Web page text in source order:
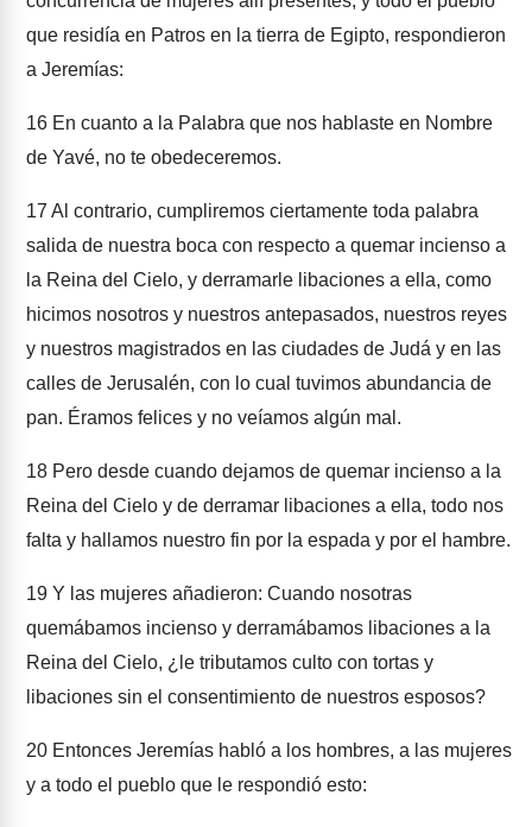
que residía en Patros en la tierra de Egipto, respondieron
a Jeremías:
16 En cuanto a la Palabra que nos hablaste en Nombre
de Yavé, no te obedeceremos.
17 Al contrario, cumpliremos ciertamente toda palabra
salida de nuestra boca con respecto a quemar incienso a
la Reina del Cielo, y derramarle libaciones a ella, como
hicimos nosotros y nuestros antepasados, nuestros reyes
y nuestros magistrados en las ciudades de Judá y en las
calles de Jerusalén, con lo cual tuvimos abundancia de
pan. Éramos felices y no veíamos algún mal.
18 Pero desde cuando dejamos de quemar incienso a la
Reina del Cielo y de derramar libaciones a ella, todo nos
falta y hallamos nuestro fin por la espada y por el hambre.
19 Y las mujeres añadieron: Cuando nosotras
quemábamos incienso y derramábamos libaciones a la
Reina del Cielo, ¿le tributamos culto con tortas y
libaciones sin el consentimiento de nuestros esposos?
20 Entonces Jeremías habló a los hombres, a las mujeres
y a todo el pueblo que le respondió esto: